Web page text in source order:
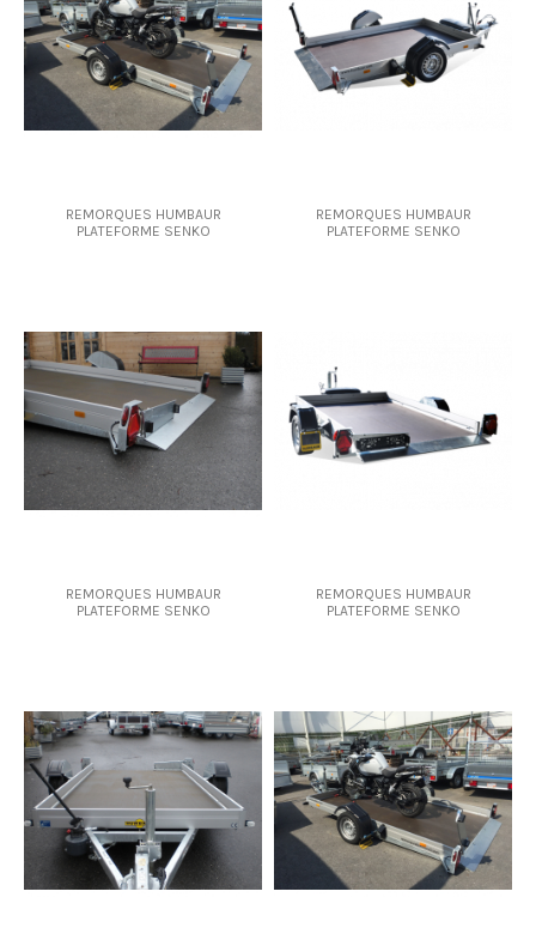
REMORQUES HUMBAUR
PLATEFORME SENKO
REMORQUES HUMBAUR
PLATEFORME SENKO
REMORQUES HUMBAUR
PLATEFORME SENKO
REMORQUES HUMBAUR
PLATEFORME SENKO